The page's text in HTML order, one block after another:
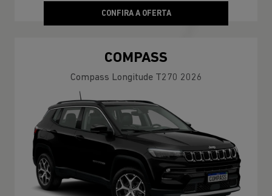
CONFIRA A OFERTA
COMPASS
Compass Longitude T270 2026